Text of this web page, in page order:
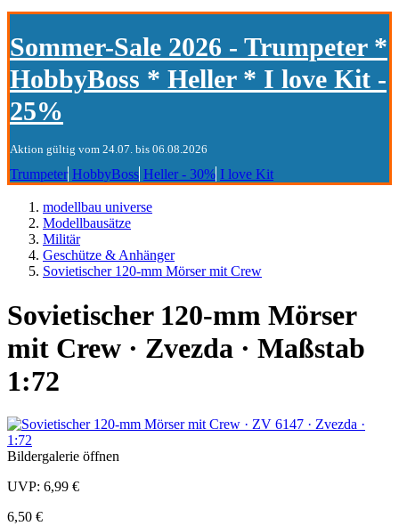
Sommer-Sale 2026 - Trumpeter *
HobbyBoss * Heller * I love Kit -
25%
Aktion gültig vom 24.07. bis 06.08.2026
Trumpeter HobbyBoss Heller - 30% I love Kit
modellbau universe
Modellbausätze
Militär
Geschütze & Anhänger
Sovietischer 120-mm Mörser mit Crew
Sovietischer 120-mm Mörser
mit Crew · Zvezda · Maßstab
1:72
Bildergalerie öffnen
UVP: 6,99 €
6,50 €